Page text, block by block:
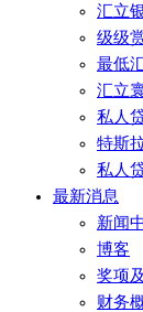
汇立
级级
最低
汇立
私人
特斯
私人
最新消息
新闻
博客
奖项
财务